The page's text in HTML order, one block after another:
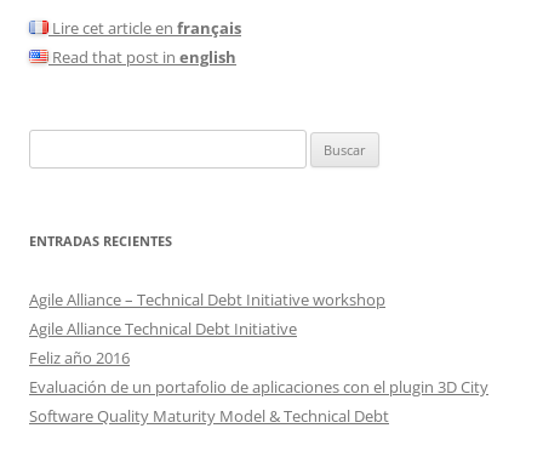
Lire cet article en français
Read that post in english
ENTRADAS RECIENTES
Agile Alliance – Technical Debt Initiative workshop
Agile Alliance Technical Debt Initiative
Feliz año 2016
Evaluación de un portafolio de aplicaciones con el plugin 3D City
Software Quality Maturity Model & Technical Debt